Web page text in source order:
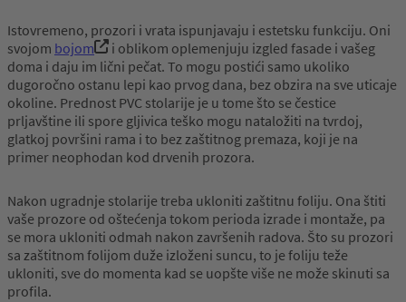
Istovremeno, prozori i vrata ispunjavaju i estetsku funkciju. Oni
svojom bojom
i oblikom oplemenjuju izgled fasade i vašeg
doma i daju im lični pečat. To mogu postići samo ukoliko
dugoročno ostanu lepi kao prvog dana, bez obzira na sve uticaje
okoline. Prednost PVC stolarije je u tome što se čestice
prljavštine ili spore gljivica teško mogu nataložiti na tvrdoj,
glatkoj površini rama i to bez zaštitnog premaza, koji je na
primer neophodan kod drvenih prozora.
Nakon ugradnje stolarije treba ukloniti zaštitnu foliju. Ona štiti
vaše prozore od oštećenja tokom perioda izrade i montaže, pa
se mora ukloniti odmah nakon završenih radova. Što su prozori
sa zaštitnom folijom duže izloženi suncu, to je foliju teže
ukloniti, sve do momenta kad se uopšte više ne može skinuti sa
profila.